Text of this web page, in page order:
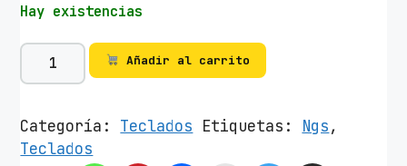
Hay existencias
T
e
l
a
Añadir al carrito
Categoría: Teclados Etiquetas: Ngs,
Teclados